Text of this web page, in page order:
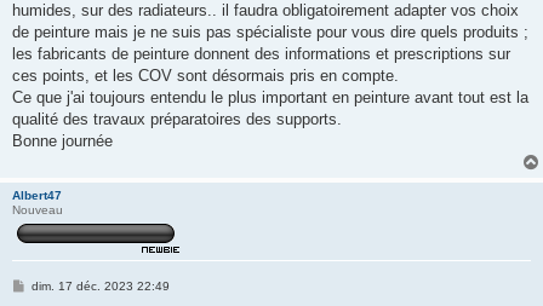
humides, sur des radiateurs.. il faudra obligatoirement adapter vos choix
de peinture mais je ne suis pas spécialiste pour vous dire quels produits ;
les fabricants de peinture donnent des informations et prescriptions sur
ces points, et les COV sont désormais pris en compte.
Ce que j'ai toujours entendu le plus important en peinture avant tout est la
qualité des travaux préparatoires des supports.
Bonne journée
Albert47
Nouveau
Mdim. 17 déc. 2023 22:49